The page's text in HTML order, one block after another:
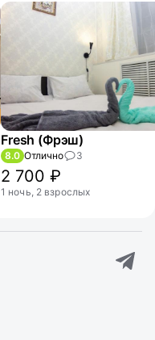
Fresh (Фрэш)
8.0 Отлично 3
2 700 ₽
1 ночь, 2 взрослых